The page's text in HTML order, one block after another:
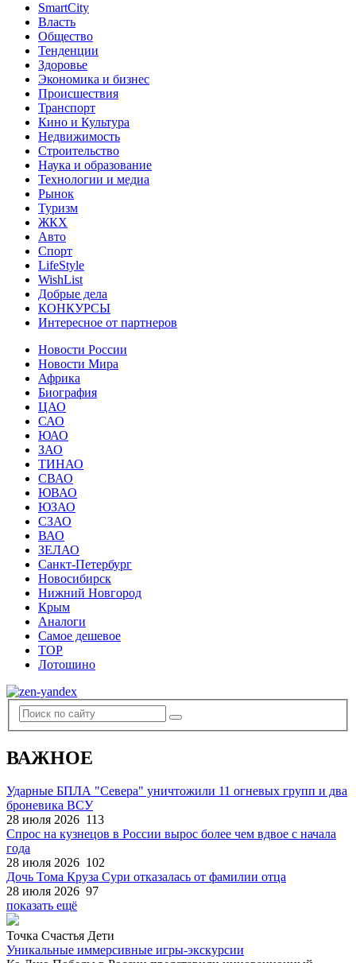
SmartCity
Власть
Общество
Тенденции
Здоровье
Экономика и бизнес
Происшествия
Транспорт
Кино и Культура
Недвижимость
Строительство
Наука и образование
Технологии и медиа
Рынок
Туризм
ЖКХ
Авто
Спорт
LifeStyle
WishList
Добрые дела
КОНКУРСЫ
Интересное от партнеров
Новости России
Новости Мира
Африка
Биография
ЦАО
САО
ЮАО
ЗАО
ТИНАО
СВАО
ЮВАО
ЮЗАО
СЗАО
ВАО
ЗЕЛАО
Санкт-Петербург
Новосибирск
Нижний Новгород
Крым
Аналоги
Самое дешевое
TOP
Лотошино
ВАЖНОЕ
Ударные БПЛА "Севера" уничтожили 11 огневых групп и два
броневика ВСУ
28 июля 2026 113
Спрос на кузнецов в России вырос более чем вдвое с начала
года
28 июля 2026 102
Дочь Тома Круза Сури отказалась от фамилии отца
28 июля 2026 97
показать ещё
Точка Счастья Дети
Уникальные иммерсивные игры-экскурсии